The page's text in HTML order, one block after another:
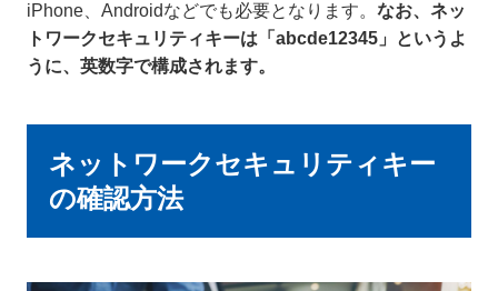
iPhone、Androidなどでも必要となります。 なお、ネッ
トワークセキュリティキーは「abcde12345」というよ
うに、英数字で構成されます。
ネットワークセキュリティキー
の確認方法